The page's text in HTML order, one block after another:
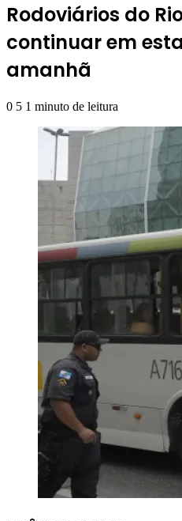
Rodoviários do
continuar em
amanhã
0 5 1 minuto de leitura